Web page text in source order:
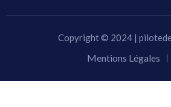
Copyright © 2024 |
Mentions Légales